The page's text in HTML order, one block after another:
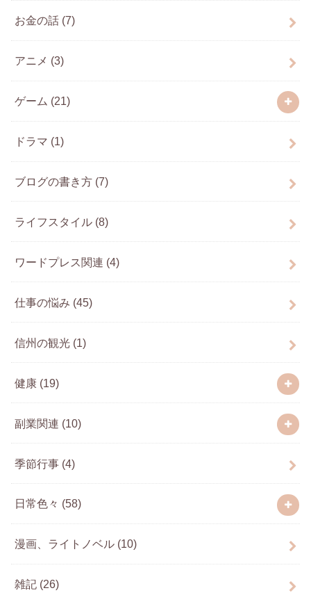
お金の話 (7)
アニメ (3)
ゲーム (21)
ドラマ (1)
ブログの書き方 (7)
ライフスタイル (8)
ワードプレス関連 (4)
仕事の悩み (45)
信州の観光 (1)
健康 (19)
副業関連 (10)
季節行事 (4)
日常色々 (58)
漫画、ライトノベル (10)
雑記 (26)